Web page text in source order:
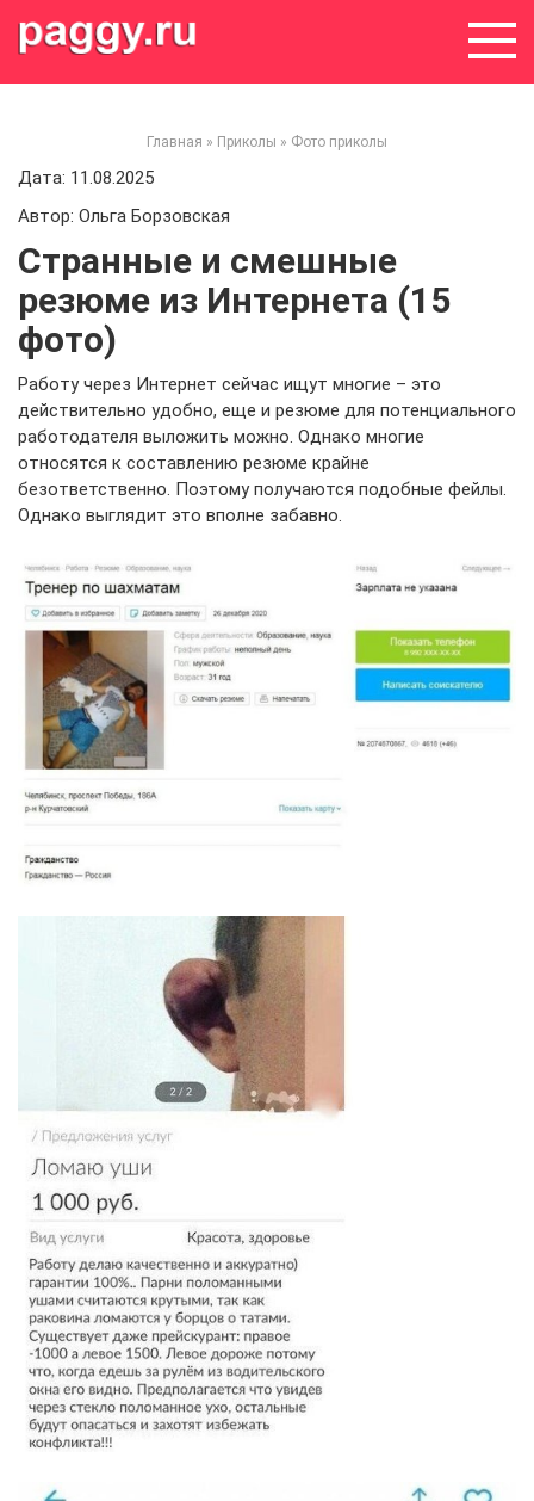
Главная » Приколы » Фото приколы
Дата: 11.08.2025
Автор: Ольга Борзовская
Странные и смешные
резюме из Интернета (15
фото)
Работу через Интернет сейчас ищут многие – это
действительно удобно, еще и резюме для потенциального
работодателя выложить можно. Однако многие
относятся к составлению резюме крайне
безответственно. Поэтому получаются подобные фейлы.
Однако выглядит это вполне забавно.